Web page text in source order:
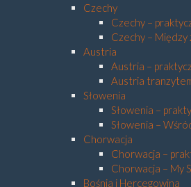
Czechy
Czechy –
Czechy – Między
Austria
Austria –
Austria
Słowenia
Słowenia –
Słowenia –
Chorwacja
Chorwacja –
Chorwacja – My
Bośnia i Hercegowina